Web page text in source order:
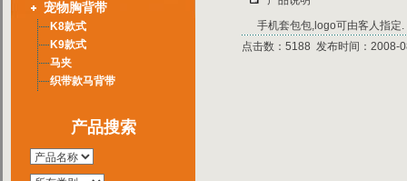
宠物胸背带
K8款式
K9款式
马夹
织带款马背带
产品搜索
手机套包包,logo可由客人指定.
点击数：5188 发布时间：2008-